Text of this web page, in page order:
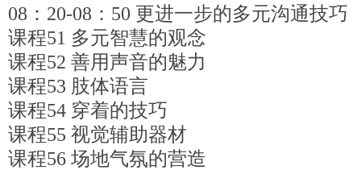
08：20-08：50 更进一步的多元沟通技巧
课程51 多元智慧的观念
课程52 善用声音的魅力
课程53 肢体语言
课程54 穿着的技巧
课程55 视觉辅助器材
课程56 场地气氛的营造